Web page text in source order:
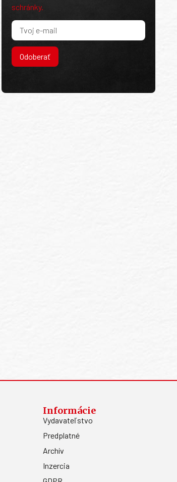
schránky.
Odoberať
Informácie
Vydavateľstvo
Predplatné
Archív
Inzercia